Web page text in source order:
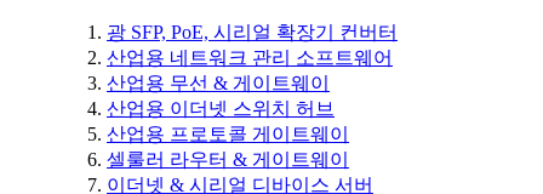
광 SFP, PoE, 시리얼 확장기 컨버터
산업용 네트워크 관리 소프트웨어
산업용 무선 & 게이트웨이
산업용 이더넷 스위치 허브
산업용 프로토콜 게이트웨이
셀룰러 라우터 & 게이트웨이
이더넷 & 시리얼 디바이스 서버